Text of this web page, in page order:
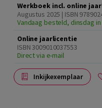
Werkboek incl. online
Augustus 2025 | ISBN
Vandaag besteld, dinsdag in
Online jaarlicentie
ISBN 3009010037553
Direct via e-mail
Inkijkexemplaar